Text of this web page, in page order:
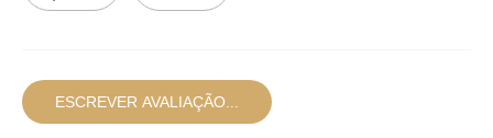
ESCREVER AVALIAÇÃO...